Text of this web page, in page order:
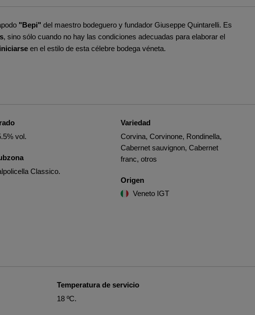
"Bepi" del maestro bodeguero y fundador Giuseppe Quintarelli. Es
, sino sólo cuando no hay las condiciones adecuadas para elaborar el
en el estilo de esta célebre bodega véneta.
vol.
Classico.
Variedad
Corvina, Corvinone, Rondinella,
Cabernet sauvignon, Cabernet
franc, otros
Origen
Veneto IGT
Temperatura de servicio
18 ºC.